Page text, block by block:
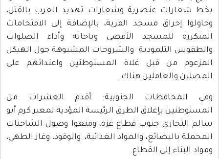
شعارات عنصرية وشعارات تهديد العرب بالقتل،
إحراق مسجد القرية، بالإضافة إلى الاقتحامات
للمسجد الأقصى وباحاته وأداء الصلوات
التلمودية والشروحات المشبوهة حول الهيكل
من قبل غلاة المستوطنين واعتدائهم على
والعاملين هناك.
المحافظات الجنوبية: أقدم العشرات من
بإغلاق الطرق الرئيسة المؤدية لمعبر كرم أبو
التجاري جنوب قطاع غزة، ومنعوا وصول الشاحنات
بالبضائع، والمواد الغذائية، والوقود، وغاز الطهي،
البناء إلى القطاع.